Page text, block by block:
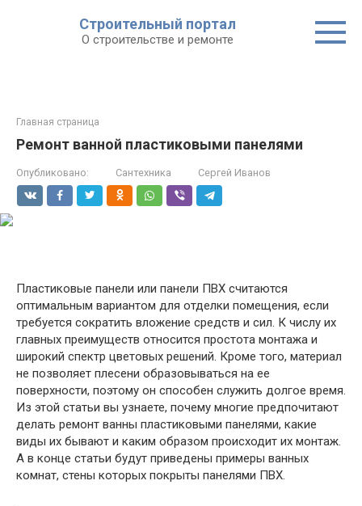
Строительный портал
О строительстве и ремонте
Главная страница
Ремонт ванной пластиковыми панелями
Опубликовано: Сантехника Сергей Иванов
Пластиковые панели или панели ПВХ считаются
оптимальным вариантом для отделки помещения, если
требуется сократить вложение средств и сил. К числу их
главных преимуществ относится простота монтажа и
широкий спектр цветовых решений. Кроме того, материал
не позволяет плесени образовываться на ее
поверхности, поэтому он способен служить долгое время.
Из этой статьи вы узнаете, почему многие предпочитают
делать ремонт ванны пластиковыми панелями, какие
виды их бывают и каким образом происходит их монтаж.
А в конце статьи будут приведены примеры ванных
комнат, стены которых покрыты панелями ПВХ.